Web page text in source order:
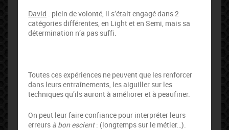
David : plein de volonté, il s’était engagé dans 2
catégories différentes, en Light et en Semi, mais sa
détermination n’a pas suffi.
Toutes ces expériences ne peuvent que les renforcer
dans leurs entraînements, les aiguiller sur les
techniques qu’ils auront à améliorer et à peaufiner.
On peut leur faire confiance pour interpréter leurs
erreurs à bon escient: (longtemps sur le métier…).